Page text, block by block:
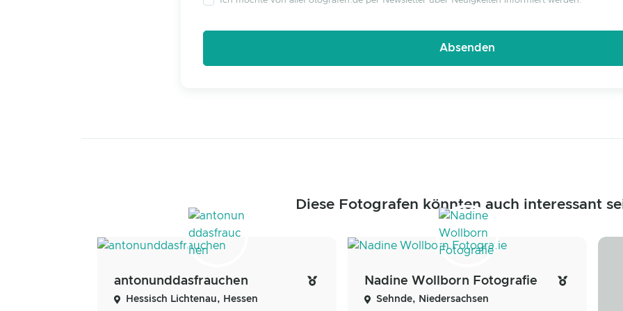
Diese Fotografen könnten auch interessant
antonunddasfrauchen
Hessisch Lichtenau, Hessen
Nadine Wollborn Fotografie
Sehnde, Niedersachsen